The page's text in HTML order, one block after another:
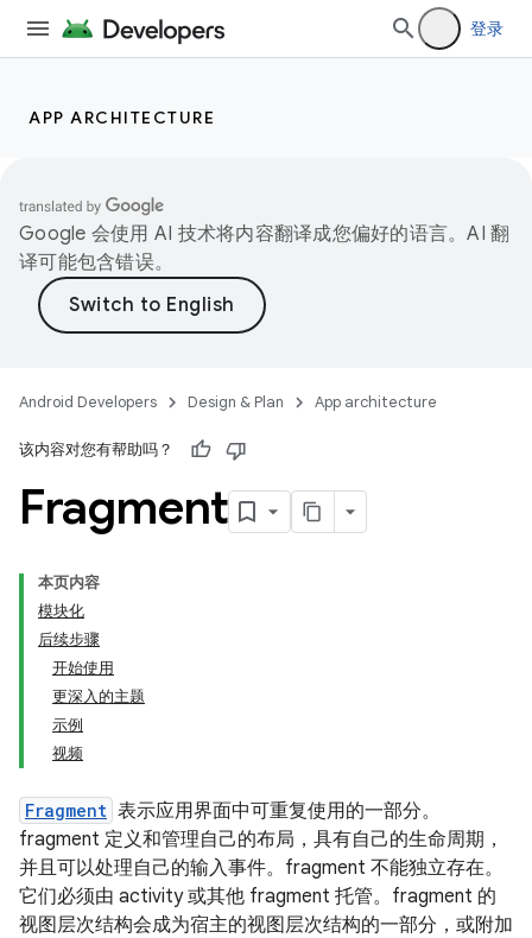
登录
APP ARCHITECTURE
Google 会使用 AI 技术将内容翻译成您偏好的语言。AI 翻
译可能包含错误。
Android Developers Design & Plan App architecture
该内容对您有帮助吗？
Fragment
本页内容
模块化
后续步骤
开始使用
更深入的主题
示例
视频
Fragment 表示应用界面中可重复使用的一部分。
fragment 定义和管理自己的布局，具有自己的生命周期，
并且可以处理自己的输入事件。fragment 不能独立存在。
它们必须由 activity 或其他 fragment 托管。 fragment 的
视图层次结构会成为宿主的视图层次结构的一部分，或附加